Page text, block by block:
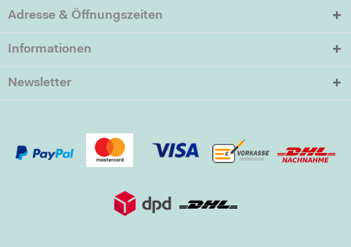
Adresse & Öffnungszeiten
Informationen
Newsletter